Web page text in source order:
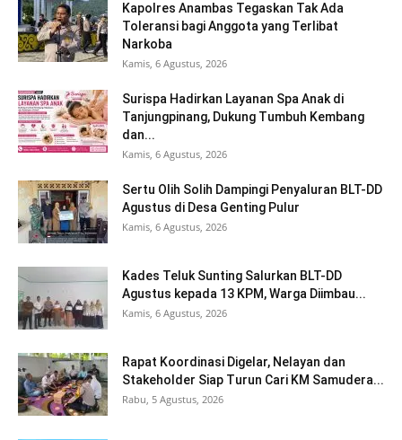
Kapolres Anambas Tegaskan Tak Ada
Toleransi bagi Anggota yang Terlibat
Narkoba
Kamis, 6 Agustus, 2026
Surispa Hadirkan Layanan Spa Anak di
Tanjungpinang, Dukung Tumbuh Kembang
dan...
Kamis, 6 Agustus, 2026
Sertu Olih Solih Dampingi Penyaluran BLT-DD
Agustus di Desa Genting Pulur
Kamis, 6 Agustus, 2026
Kades Teluk Sunting Salurkan BLT-DD
Agustus kepada 13 KPM, Warga Diimbau...
Kamis, 6 Agustus, 2026
Rapat Koordinasi Digelar, Nelayan dan
Stakeholder Siap Turun Cari KM Samudera...
Rabu, 5 Agustus, 2026